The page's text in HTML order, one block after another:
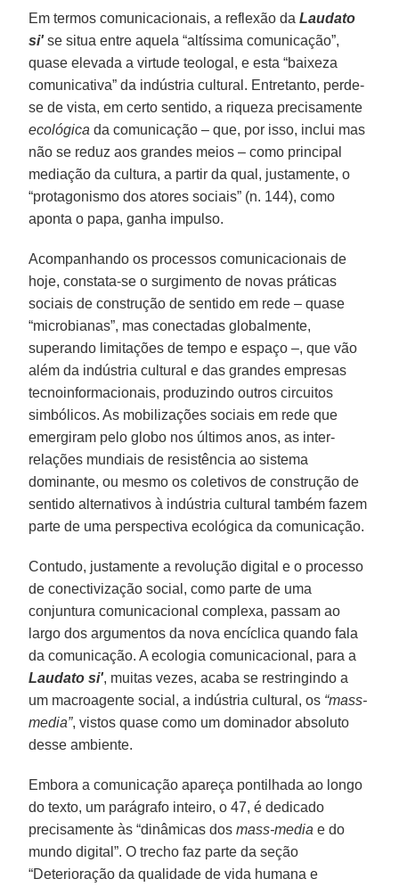
Em termos comunicacionais, a reflexão daLaudato
si' se situa entre aquela “altíssima comunicação”,
quase elevada a virtude teologal, e esta “baixeza
comunicativa” da indústria cultural. Entretanto, perde-
se de vista, em certo sentido, a riqueza precisamente
ecológica da comunicação – que, por isso, inclui mas
não se reduz aos grandes meios – como principal
mediação da cultura, a partir da qual, justamente, o
“protagonismo dos atores sociais” (n. 144), como
aponta o papa, ganha impulso.
Acompanhando os processos comunicacionais de
hoje, constata-se o surgimento de novas práticas
sociais de construção de sentido em rede – quase
“microbianas”, mas conectadas globalmente,
superando limitações de tempo e espaço –, que vão
além da indústria cultural e das grandes empresas
tecnoinformacionais, produzindo outros circuitos
simbólicos. As mobilizações sociais em rede que
emergiram pelo globo nos últimos anos, as inter-
relações mundiais de resistência ao sistema
dominante, ou mesmo os coletivos de construção de
sentido alternativos à indústria cultural também fazem
parte de uma perspectiva ecológica da comunicação.
Contudo, justamente a revolução digital e o processo
de conectivização social, como parte de uma
conjuntura comunicacional complexa, passam ao
largo dos argumentos da nova encíclica quando fala
da comunicação. A ecologia comunicacional, para a
Laudato si', muitas vezes, acaba se restringindo a
um macroagente social, a indústria cultural, os “mass-
media”, vistos quase como um dominador absoluto
desse ambiente.
Embora a comunicação apareça pontilhada ao longo
do texto, um parágrafo inteiro, o 47, é dedicado
precisamente às “dinâmicas dosmass-media e do
mundo digital”. O trecho faz parte da seção
“Deterioração da qualidade de vida humana e